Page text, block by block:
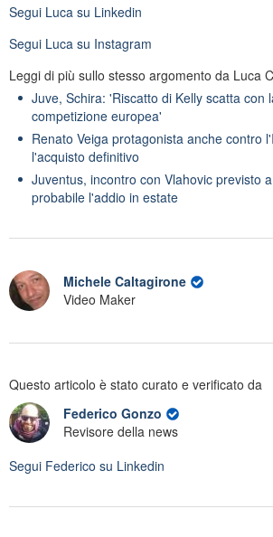
Segui Luca su Linkedin
Segui Luca su Instagram
Leggi di più sullo stesso argomento da Luca
Juve, Schira: 'Riscatto di Kelly scatta con
competizione europea'
Renato Veiga protagonista anche contro
l'acquisto definitivo
Juventus, incontro con Vlahovic previsto
probabile l'addio in estate
Michele Caltagirone
Video Maker
Questo articolo è stato curato e verificato da
Federico Gonzo
Revisore della news
Segui Federico su Linkedin